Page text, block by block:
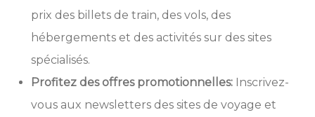
prix des billets de train, des vols, des
hébergements et des activités sur des sites
spécialisés.
Profitez des offres promotionnelles: Inscrivez-
vous aux newsletters des sites de voyage et